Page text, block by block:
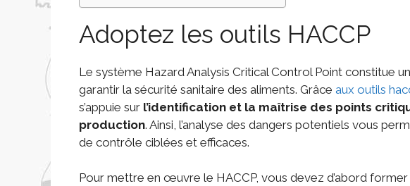
Adoptez les outils HACCP
Le système Hazard Analysis Critical Control Point constitue
garantir la sécurité sanitaire des aliments. Grâce aux outils
s’appuie sur l’identification et la maîtrise des points
production. Ainsi, l’analyse des dangers potentiels vous
de contrôle ciblées et efficaces.
Pour mettre en œuvre le HACCP, vous devez d’abord